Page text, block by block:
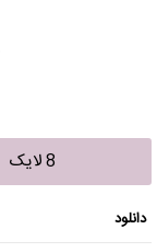
8 لایک
دانلود